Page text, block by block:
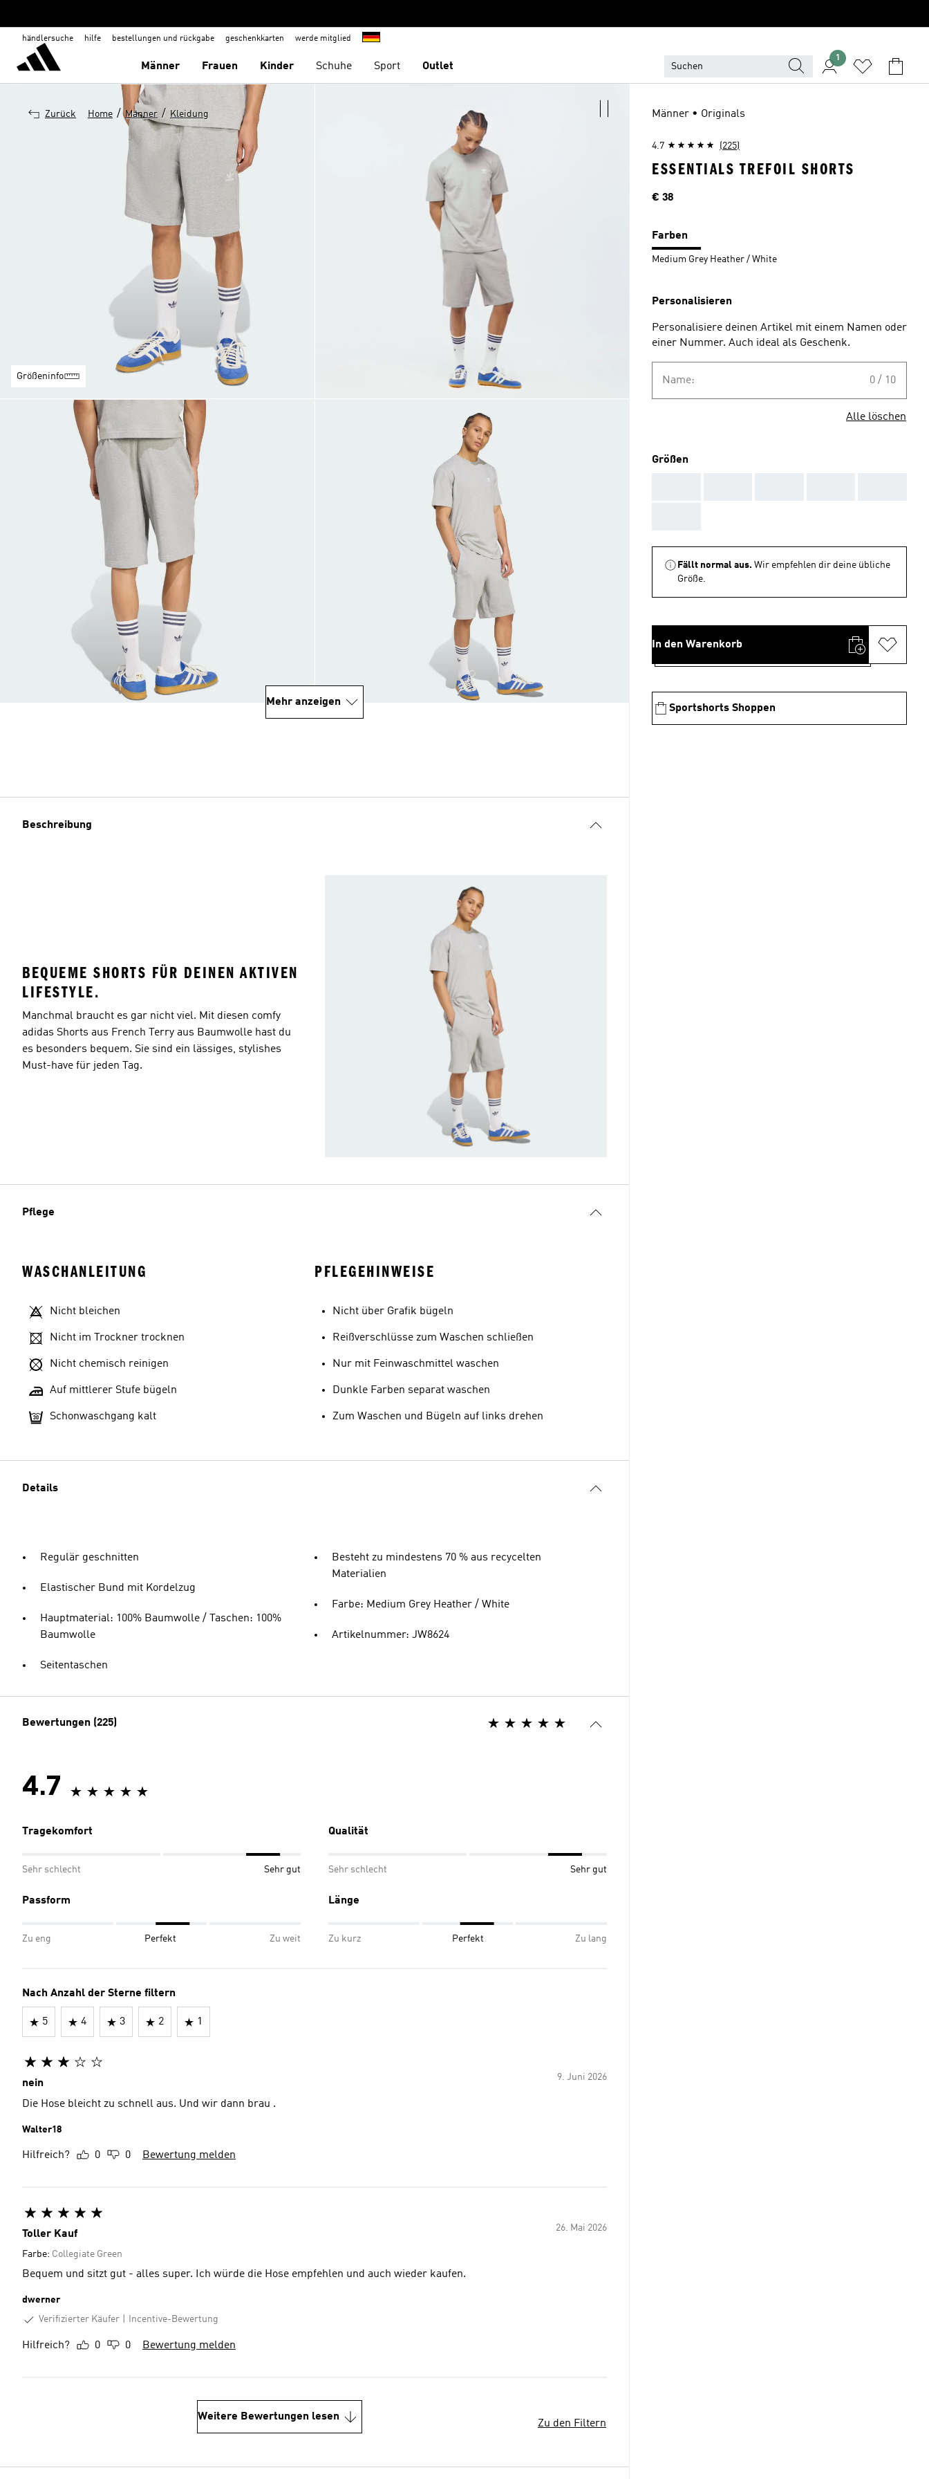
händlersuche hilfe bestellungen und rückgabe geschenkkarten werde mitglied
Männer Frauen Kinder Schuhe Sport Outlet
1
Zurück Home / Männer / Kleidung
Größeninfo
Mehr anzeigen
Beschreibung
BEQUEME SHORTS FÜR DEINEN AKTIVEN
LIFESTYLE.
Manchmal braucht es gar nicht viel. Mit diesen comfy
adidas Shorts aus French Terry aus Baumwolle hast du
es besonders bequem. Sie sind ein lässiges, stylishes
Must-have für jeden Tag.
Pflege
WASCHANLEITUNG
Nicht bleichen
Nicht im Trockner trocknen
Nicht chemisch reinigen
Auf mittlerer Stufe bügeln
Schonwaschgang kalt
PFLEGEHINWEISE
Nicht über Grafik bügeln
Reißverschlüsse zum Waschen schließen
Nur mit Feinwaschmittel waschen
Dunkle Farben separat waschen
Zum Waschen und Bügeln auf links drehen
Details
Regulär geschnitten
Elastischer Bund mit Kordelzug
Hauptmaterial: 100% Baumwolle / Taschen: 100%
Baumwolle
Seitentaschen
Besteht zu mindestens 70 % aus recycelten
Materialien
Farbe: Medium Grey Heather / White
Artikelnummer: JW8624
Bewertungen (225)
4.7
Tragekomfort
Sehr schlecht Sehr gut
Qualität
Sehr schlecht Sehr gut
Passform
Zu eng Perfekt Zu weit
Länge
Zu kurz Perfekt Zu lang
Nach Anzahl der Sterne filtern
5 4 3 2 1
9. Juni 2026
nein
Die Hose bleicht zu schnell aus. Und wir dann brau .
Walter18
Hilfreich? 0 0 Bewertung melden
26. Mai 2026
Toller Kauf
Farbe: Collegiate Green
Bequem und sitzt gut - alles super. Ich würde die Hose empfehlen und auch wieder kaufen.
dwerner
Verifizierter Käufer
Incentive-Bewertung
Hilfreich? 0 0 Bewertung melden
Weitere Bewertungen lesen
Zu den Filtern
Männer • Originals
4.7 (225)
ESSENTIALS TREFOIL SHORTS
Preis
€ 38
Farben
Medium Grey Heather / White
Personalisieren
Personalisiere deinen Artikel mit einem Namen oder
einer Nummer. Auch ideal als Geschenk.
Name: 0 / 10
Alle löschen
Größen
Fällt normal aus. Wir empfehlen dir deine übliche
Größe.
In den Warenkorb
Sportshorts Shoppen